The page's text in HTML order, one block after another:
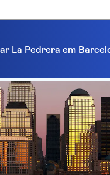
La Pedrera em